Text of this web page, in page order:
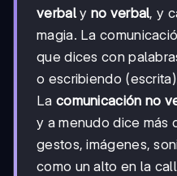
verbaly no verbal, y
magia. La
que dices con
o escribiendo
La comunicación no
y a menudo dice más
gestos, imágenes,
como un alto en la